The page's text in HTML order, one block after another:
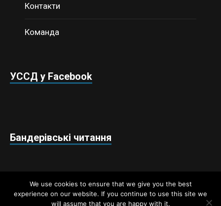
Контакти
Команда
УССД у Facebook
Бандерівські читання
We use cookies to ensure that we give you the best
experience on our website. If you continue to use this site we
will assume that you are happy with it.